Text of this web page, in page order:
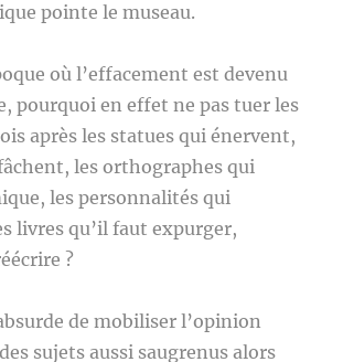
pointe le museau.
où l’effacement est devenu
pourquoi en effet ne pas tuer les
après les statues qui énervent,
les orthographes qui
les personnalités qui
livres qu’il faut expurger,
?
de mobiliser l’opinion
sujets aussi saugrenus alors